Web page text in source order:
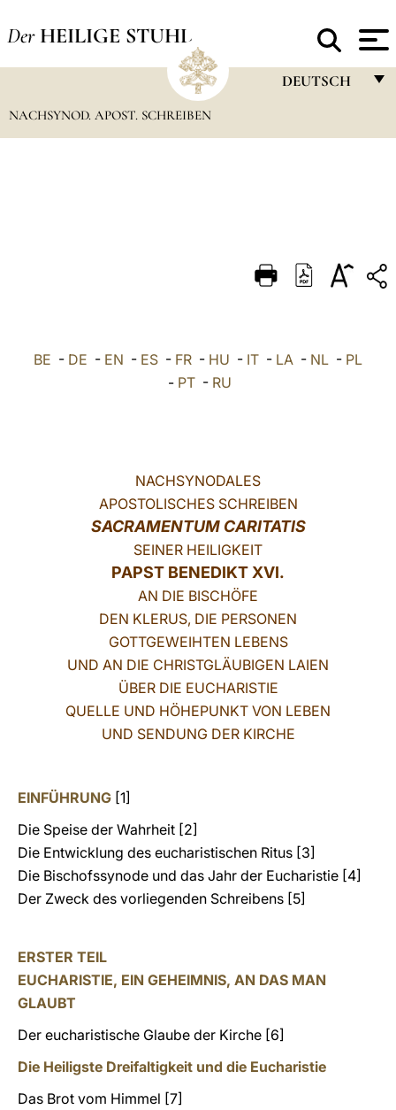
Der HEILIGE STUHL
DEUTSCH
DEUTSCH
العربيّة
NACHSYNOD. APOST. SCHREIBEN
BE - DE - EN - ES - FR - HU - IT - LA - NL - PL
- PT - RU
NACHSYNODALES
APOSTOLISCHES SCHREIBEN
SACRAMENTUM CARITATIS
SEINER HEILIGKEIT
PAPST BENEDIKT XVI.
AN DIE BISCHÖFE
DEN KLERUS, DIE PERSONEN
GOTTGEWEIHTEN LEBENS
UND AN DIE CHRISTGLÄUBIGEN LAIEN
ÜBER DIE EUCHARISTIE
QUELLE UND HÖHEPUNKT VON LEBEN
UND SENDUNG DER KIRCHE
EINFÜHRUNG [1]
Die Speise der Wahrheit [2]
Die Entwicklung des eucharistischen Ritus [3]
Die Bischofssynode und das Jahr der Eucharistie [4]
Der Zweck des vorliegenden Schreibens [5]
ERSTER TEIL
EUCHARISTIE, EIN GEHEIMNIS, AN DAS MAN
GLAUBT
Der eucharistische Glaube der Kirche [6]
Die Heiligste Dreifaltigkeit und die Eucharistie
Das Brot vom Himmel [7]